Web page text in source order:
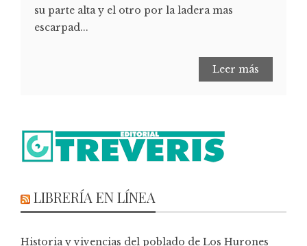
su parte alta y el otro por la ladera mas
escarpad...
Leer más
LIBRERÍA EN LÍNEA
Historia y vivencias del poblado de Los Hurones